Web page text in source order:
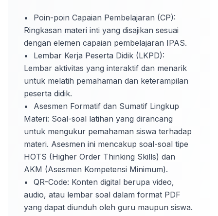
•	Poin-poin Capaian Pembelajaran (CP):
Ringkasan materi inti yang disajikan sesuai
dengan elemen capaian pembelajaran IPAS.
•	Lembar Kerja Peserta Didik (LKPD):
Lembar aktivitas yang interaktif dan menarik
untuk melatih pemahaman dan keterampilan
peserta didik.
•	Asesmen Formatif dan Sumatif Lingkup
Materi: Soal-soal latihan yang dirancang
untuk mengukur pemahaman siswa terhadap
materi. Asesmen ini mencakup soal-soal tipe
HOTS (Higher Order Thinking Skills) dan
AKM (Asesmen Kompetensi Minimum).
•	QR-Code: Konten digital berupa video,
audio, atau lembar soal dalam format PDF
yang dapat diunduh oleh guru maupun siswa.